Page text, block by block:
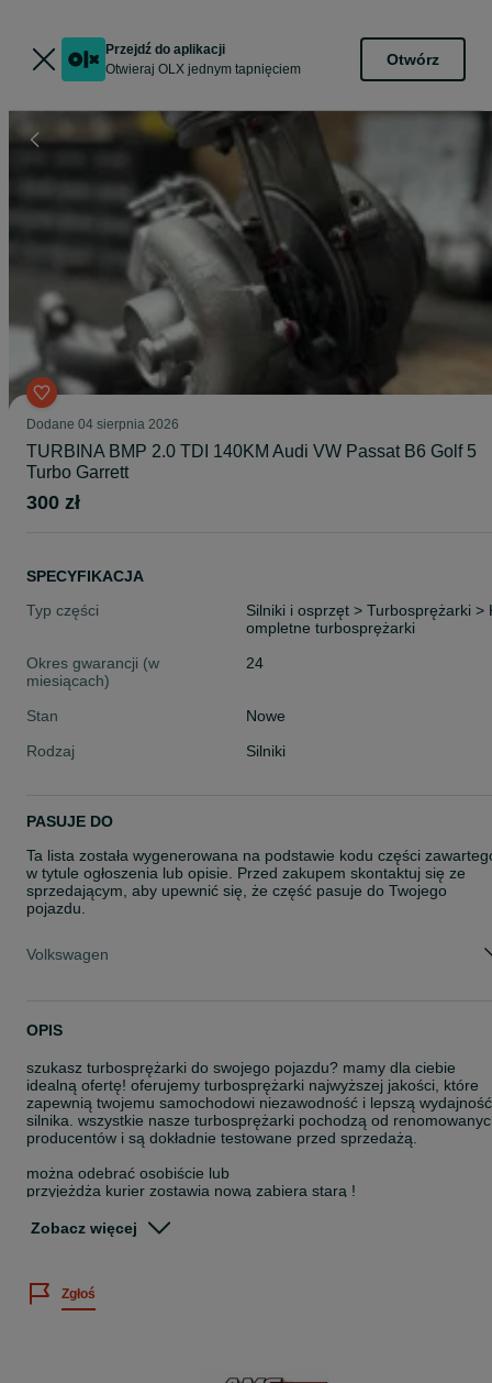
Przejdź do aplikacji
Otwieraj OLX jednym tapnięciem
Otwórz
Dodane 04 sierpnia 2026
TURBINA BMP 2.0 TDI 140KM Audi VW Passat B6 Golf 5
Turbo Garrett
300 zł
SPECYFIKACJA
Typ części
Silniki i osprzęt > Turbosprężarki >
ompletne turbosprężarki
Okres gwarancji (w
miesiącach)
24
Stan
Nowe
Rodzaj
Silniki
PASUJE DO
Ta lista została wygenerowana na podstawie kodu części
w tytule ogłoszenia lub opisie. Przed zakupem skontaktuj się ze
sprzedającym, aby upewnić się, że część pasuje do Twojego
pojazdu.
Volkswagen
OPIS
szukasz turbosprężarki do swojego pojazdu? mamy dla ciebie
idealną ofertę! oferujemy turbosprężarki najwyższej jakości, które
zapewnią twojemu samochodowi niezawodność i lepszą wydajność
silnika. wszystkie nasze turbosprężarki pochodzą od
producentów i są dokładnie testowane przed sprzedażą.
można odebrać osobiście lub
przyjeżdża kurier zostawia nową zabiera starą !
do każdej naszej turbiny dołączamy 2-letnią gwarancje bez limitu
przyjeżdża kurier zostawia nową zabiera starą !
Zobacz więcej
Zgłoś